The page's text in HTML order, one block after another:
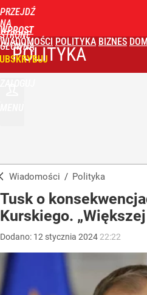
PRZEJDŹ
NA
STRONĘ
GŁÓWNĄ
WPROST
WIADOMOŚCI POLITYKA BIZNES DOM
POLITYKA
Wiadomości / Polityka
Tusk o
Kurskiego.
Dodano: 12 stycznia 2024 22:22